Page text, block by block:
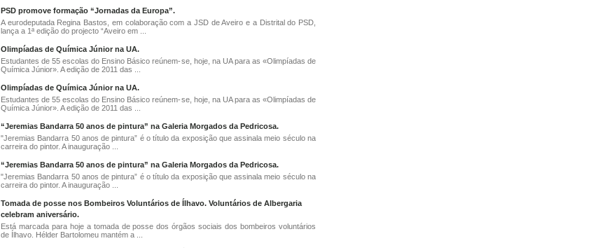
PSD promove formação “Jornadas da Europa”.
A eurodeputada Regina Bastos, em colaboração com a JSD de Aveiro e a Distrital do PSD,
lança a 1ª edição do projecto “Aveiro em ...
Olimpíadas de Química Júnior na UA.
Estudantes de 55 escolas do Ensino Básico reúnem-se, hoje, na UA para as «Olimpíadas de
Química Júnior». A edição de 2011 das ...
Olimpíadas de Química Júnior na UA.
Estudantes de 55 escolas do Ensino Básico reúnem-se, hoje, na UA para as «Olimpíadas de
Química Júnior». A edição de 2011 das ...
“Jeremias Bandarra 50 anos de pintura” na Galeria Morgados da Pedricosa.
"Jeremias Bandarra 50 anos de pintura” é o título da exposição que assinala meio século na
carreira do pintor. A inauguração ...
“Jeremias Bandarra 50 anos de pintura” na Galeria Morgados da Pedricosa.
"Jeremias Bandarra 50 anos de pintura” é o título da exposição que assinala meio século na
carreira do pintor. A inauguração ...
Tomada de posse nos Bombeiros Voluntários de Ílhavo. Voluntários de Albergaria
celebram aniversário.
Está marcada para hoje a tomada de posse dos órgãos sociais dos bombeiros voluntários
de Ílhavo. Hélder Bartolomeu mantém a ...